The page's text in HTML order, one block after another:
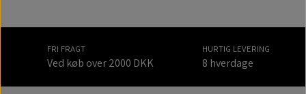
FRI FRAGT
Ved køb over 2000 DKK
HURTIG LEVERING
8 hverdage